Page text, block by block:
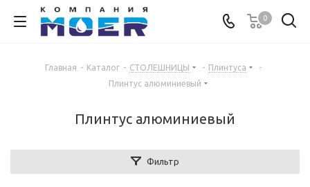
0
Главная - Каталог - СТОЛЕШНИЦЫ - Плинтуса
-
Плинтус алюминиевый
Плинтус алюминиевый
Фильтр